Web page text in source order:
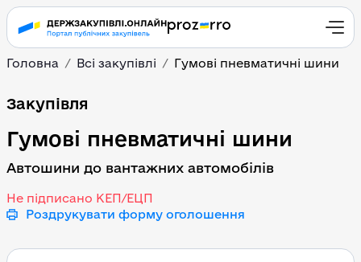
Головна Всі закупівлі Гумові пневматичні шини
Гумові пневматичні
Закупівля
Гумові пневматичні шини
Автошини до вантажних автомобілів
Не підписано КЕП/ЕЦП
Роздрукувати форму оголошення